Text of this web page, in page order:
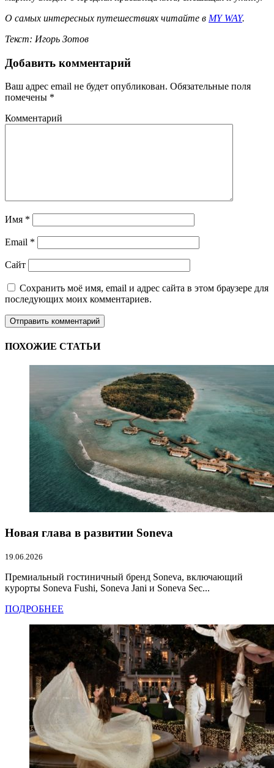
О самых интересных путешествиях читайте в MY WAY.
Текст: Игорь Зотов
Добавить комментарий
Ваш адрес email не будет опубликован. Обязательные поля
помечены *
Комментарий
Имя *
Email *
Сайт
Сохранить моё имя, email и адрес сайта в этом браузере для
последующих моих комментариев.
ПОХОЖИЕ СТАТЬИ
Новая глава в развитии Soneva
19.06.2026
Премиальный гостиничный бренд Soneva, включающий
курорты Soneva Fushi, Soneva Jani и Soneva Sec...
ПОДРОБНЕЕ